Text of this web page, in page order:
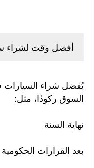
أفضل وقت لشراء
يُفضل شراء السيارات
السوق ركودًا، مثل:
نهاية السنة
بعد القرارات الحكومية